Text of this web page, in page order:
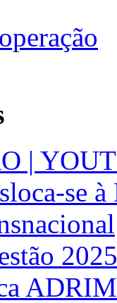
|
se
2025